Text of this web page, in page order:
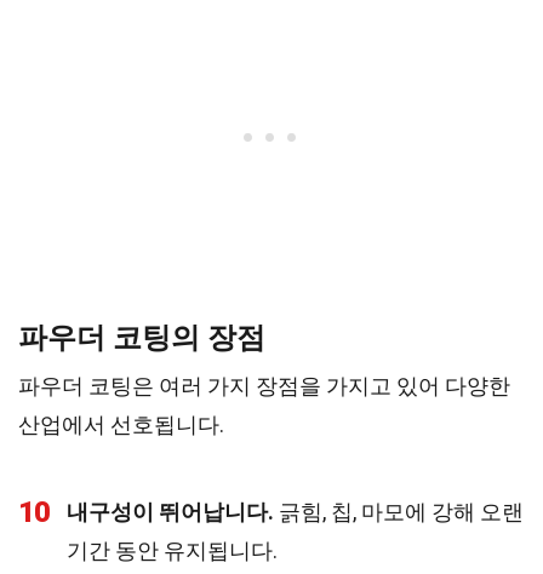
파우더 코팅의 장점
파우더 코팅은 여러 가지 장점을 가지고 있어 다양한
산업에서 선호됩니다.
10 내구성이 뛰어납니다. 긁힘, 칩, 마모에 강해 오랜
기간 동안 유지됩니다.